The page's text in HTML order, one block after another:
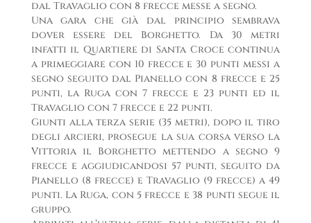
dal Travaglio con 8 frecce messe a segno.
Una gara che già dal principio sembrava
dover essere del Borghetto. Da 30 metri
infatti il Quartiere di Santa Croce continua
a primeggiare con 10 frecce e 30 punti messi a
segno seguito dal Pianello con 8 frecce e 25
punti, la Ruga con 7 frecce e 23 punti ed il
Travaglio con 7 frecce e 22 punti.
Giunti alla terza serie (35 metri), dopo il tiro
degli arcieri, prosegue la sua corsa verso la
Vittoria il Borghetto mettendo a segno 9
frecce e aggiudicandosi 57 punti, seguito da
Pianello (8 frecce) e Travaglio (9 frecce) a 49
punti. La Ruga, con 5 frecce e 38 punti segue il
gruppo.